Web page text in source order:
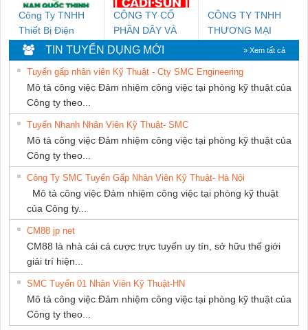
Công Ty TNHH
Thiết Bị Điện
Nam Quốc Thịnh
CÔNG TY CỔ
PHẦN DÂY VÀ
CÁP ĐIỆN
THƯỢNG ĐÌNH
CÔNG TY TNHH
THƯƠNG MẠI
DỊCH VỤ KỸ
THUẬT ĐIỆN CƠ
GIA HƯNG
PHÁT
TIN TUYỂN DỤNG MỚI » Xem tất cả
Tuyển gấp nhân viên Kỹ Thuật - Cty SMC Engineering
Mô tả công việc Đảm nhiệm công việc tại phòng kỹ thuật của
Công ty theo...
Tuyển Nhanh Nhân Viên Kỹ Thuật- SMC
Mô tả công việc Đảm nhiệm công việc tại phòng kỹ thuật của
Công ty theo...
Công Ty SMC Tuyển Gấp Nhân Viên Kỹ Thuật- Hà Nội
Mô tả công việc Đảm nhiệm công việc tại phòng kỹ thuật
của Công ty...
CM88 jp net
CM88 là nhà cái cá cược trực tuyến uy tín, sở hữu thế giới
giải trí hiện...
SMC Tuyển 01 Nhân Viên Kỹ Thuật-HN
Mô tả công việc Đảm nhiệm công việc tại phòng kỹ thuật của
Công ty theo...